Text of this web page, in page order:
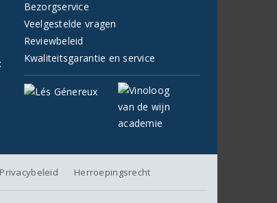
Bezorgservice
Veelgestelde vragen
Reviewbeleid
Kwaliteitsgarantie en service
Privacybeleid Herroepingsrecht